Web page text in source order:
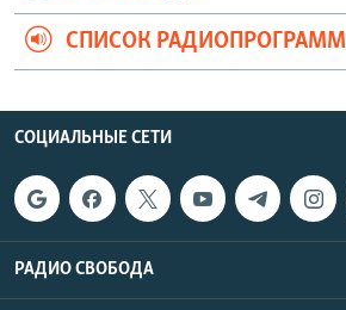
СПИСОК РАДИОПРОГРАММ
СОЦИАЛЬНЫЕ СЕТИ
РАДИО СВОБОДА